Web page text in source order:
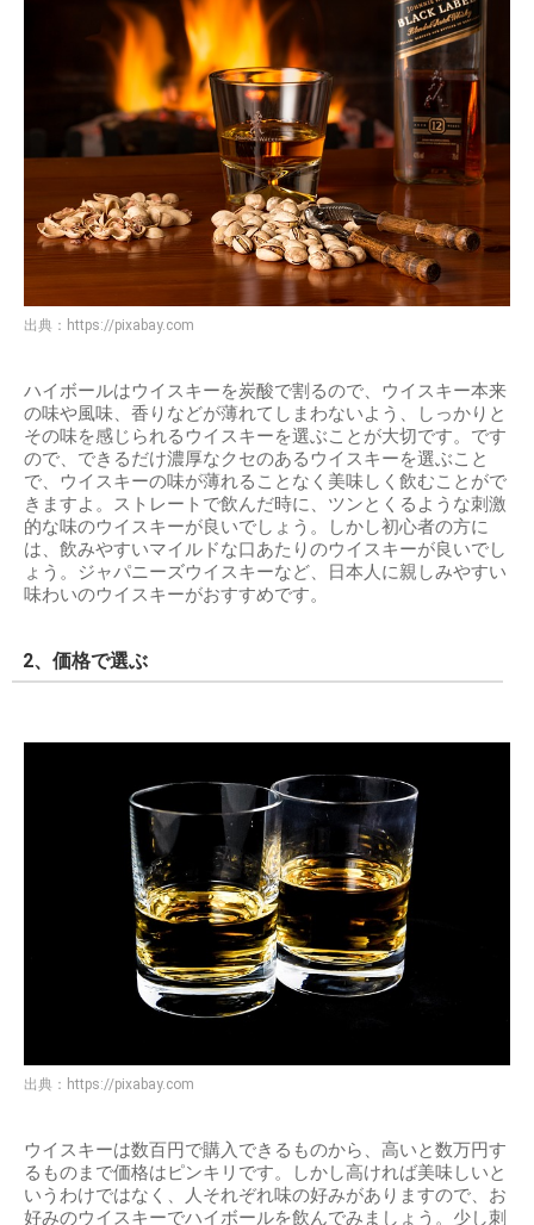
出典： https://pixabay.com
ハイボールはウイスキーを炭酸で割るので、ウイスキー本来
の味や風味、香りなどが薄れてしまわないよう、しっかりと
その味を感じられるウイスキーを選ぶことが大切です。です
ので、できるだけ濃厚なクセのあるウイスキーを選ぶこと
で、ウイスキーの味が薄れることなく美味しく飲むことがで
きますよ。ストレートで飲んだ時に、ツンとくるような刺激
的な味のウイスキーが良いでしょう。しかし初心者の方に
は、飲みやすいマイルドな口あたりのウイスキーが良いでし
ょう。ジャパニーズウイスキーなど、日本人に親しみやすい
味わいのウイスキーがおすすめです。
2、価格で選ぶ
出典： https://pixabay.com
ウイスキーは数百円で購入できるものから、高いと数万円す
るものまで価格はピンキリです。しかし高ければ美味しいと
いうわけではなく、人それぞれ味の好みがありますので、お
好みのウイスキーでハイボールを飲んでみましょう。少し刺